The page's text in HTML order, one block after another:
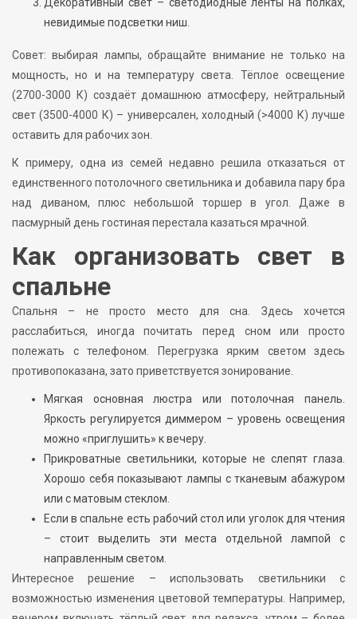
невидимые подсветки ниш.
Совет: выбирая лампы, обращайте внимание не только на
мощность, но и на температуру света. Тёплое освещение
(2700-3000 К) создаёт домашнюю атмосферу, нейтральный
свет (3500-4000 К) – универсален, холодный (>4000 К) лучше
оставить для рабочих зон.
К примеру, одна из семей недавно решила отказаться от
единственного потолочного светильника и добавила пару бра
над диваном, плюс небольшой торшер в угол. Даже в
пасмурный день гостиная перестала казаться мрачной.
Как организовать свет в
спальне
Спальня – не просто место для сна. Здесь хочется
расслабиться, иногда почитать перед сном или просто
полежать с телефоном. Перегрузка ярким светом здесь
противопоказана, зато приветствуется зонирование.
Мягкая основная люстра или потолочная панель.
Яркость регулируется диммером – уровень освещения
можно «приглушить» к вечеру.
Прикроватные светильники, которые не слепят глаза.
Хорошо себя показывают лампы с тканевым абажуром
или с матовым стеклом.
Если в спальне есть рабочий стол или уголок для чтения
– стоит выделить эти места отдельной лампой с
направленным светом.
Интересное решение – использовать светильники с
возможностью изменения цветовой температуры. Например,